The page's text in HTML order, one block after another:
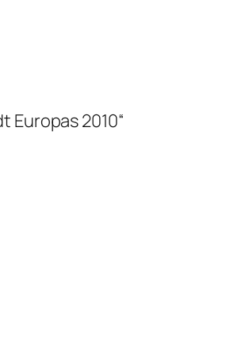
2010“